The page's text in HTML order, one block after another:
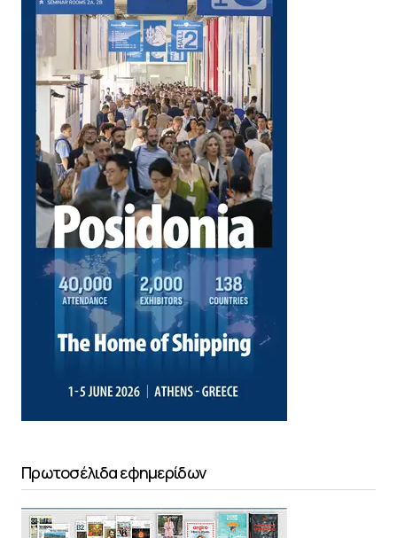
Πρωτοσέλιδα εφημερίδων